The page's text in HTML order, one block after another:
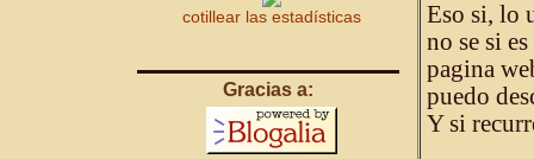
cotillear las estadísticas
Gracias a:
Eso si, lo
no se si
pagina
puedo
Y si